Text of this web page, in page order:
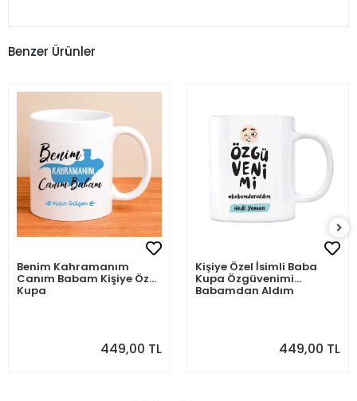
Benzer Ürünler
Benim Kahramanım
Canım Babam Kişiye Özel
Kupa
449,00 TL
Kişiye Özel İsimli Baba
Kupa Özgüvenimi
Babamdan Aldım
449,00 TL